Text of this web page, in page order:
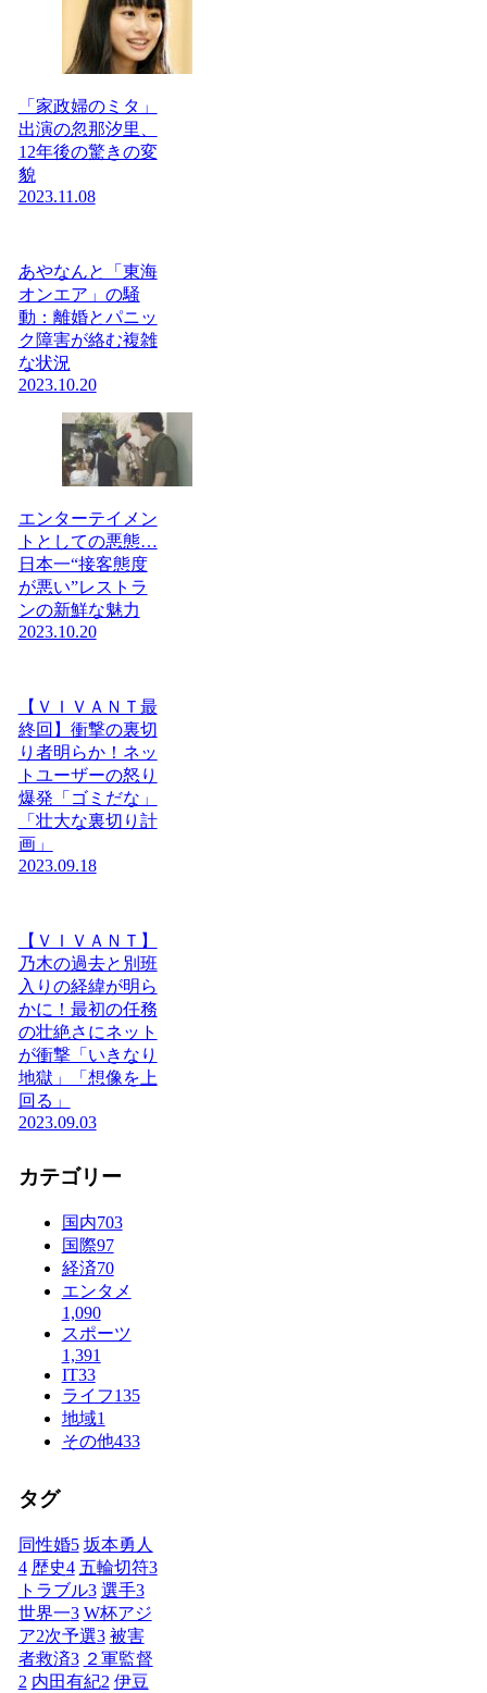
「家政婦のミタ」
出演の忽那汐里、
12年後の驚きの変
貌
2023.11.08
あやなんと「東海
オンエア」の騒
動：離婚とパニッ
ク障害が絡む複雑
な状況
2023.10.20
エンターテイメン
トとしての悪態…
日本一“接客態度
が悪い”レストラ
ンの新鮮な魅力
2023.10.20
【ＶＩＶＡＮＴ最
終回】衝撃の裏切
り者明らか！ネッ
トユーザーの怒り
爆発「ゴミだな」
「壮大な裏切り計
画」
2023.09.18
【ＶＩＶＡＮＴ】
乃木の過去と別班
入りの経緯が明ら
かに！最初の任務
の壮絶さにネット
が衝撃「いきなり
地獄」「想像を上
回る」
2023.09.03
カテゴリー
国内703
国際97
経済70
エンタメ
1,090
スポーツ
1,391
IT33
ライフ135
地域1
その他433
タグ
同性婚5 坂本勇人
4 歴史4 五輪切符3
トラブル3 選手3
世界一3 W杯アジ
ア2次予選3 被害
者救済3 ２軍監督
2 内田有紀2 伊豆